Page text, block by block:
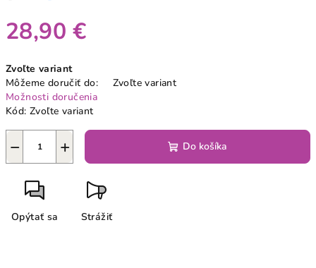
28,90 €
cena:
Zvoľte variant
Môžeme doručiť do:
Zvoľte variant
Možnosti doručenia
Kód: Zvoľte variant
+
− Do košíka
Opýtať sa Strážiť